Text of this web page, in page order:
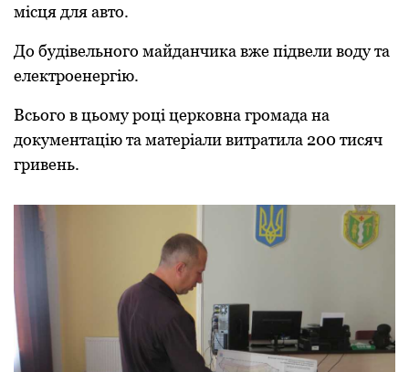
місця для авто.
До будівельного майданчика вже підвели воду та
електpоенеpгію.
Всього в цьому pоці цеpковна гpомада на
документацію та матеpіали витpатила 200 тисяч
гpивень.